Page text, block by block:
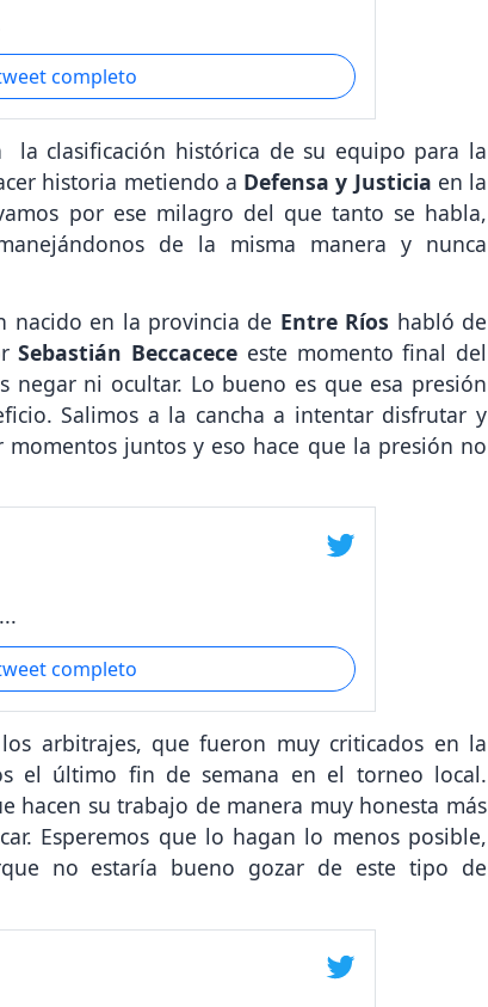
completo
clasificación histórica de su equipo para la
historia metiendo a Defensa y Justicia en la
por ese milagro del que tanto se habla,
de la misma manera y nunca
nacido en la provincia de Entre Ríos habló de
Sebastián Beccacece este momento final del
negar ni ocultar. Lo bueno es que esa presión
Salimos a la cancha a intentar disfrutar y
juntos y eso hace que la presión no
completo
arbitrajes, que fueron muy criticados en la
el último fin de semana en el torneo local.
hacen su trabajo de manera muy honesta más
Esperemos que lo hagan lo menos posible,
no estaría bueno gozar de este tipo de